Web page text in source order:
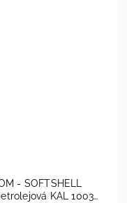
Dětské kalhoty
SLIM S